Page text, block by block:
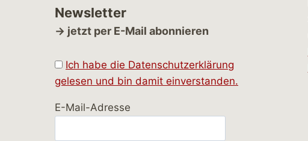
Newsletter
→ jetzt per E-Mail abonnieren
Ich habe die Datenschutzerklärung
gelesen und bin damit einverstanden.
E-Mail-Adresse